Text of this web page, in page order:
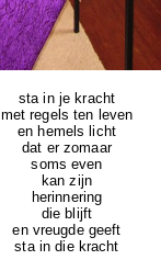
sta in je kracht
met regels ten leven
en hemels licht
dat er zomaar
soms even
kan zijn
herinnering
die blijft
en vreugde geeft
sta in die kracht